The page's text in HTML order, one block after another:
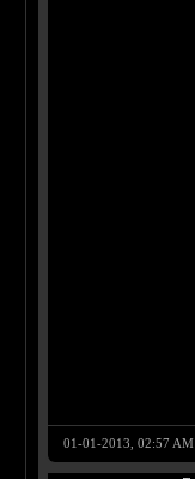
01-01-2013, 02:57 AM